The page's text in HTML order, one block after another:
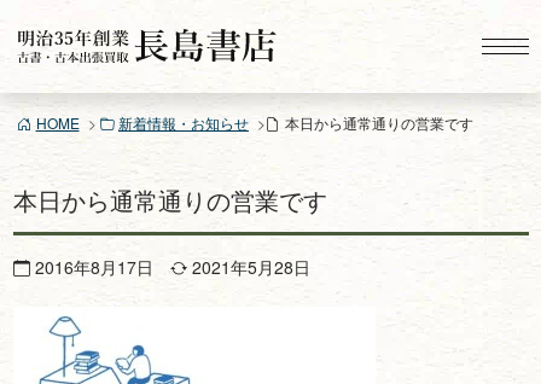
ン
ツ
ス
キ
プ
HOME 新着情報・お知らせ 本日から通常通りの営業です
本日から通常通りの営業です
2016年8月17日 2021年5月28日